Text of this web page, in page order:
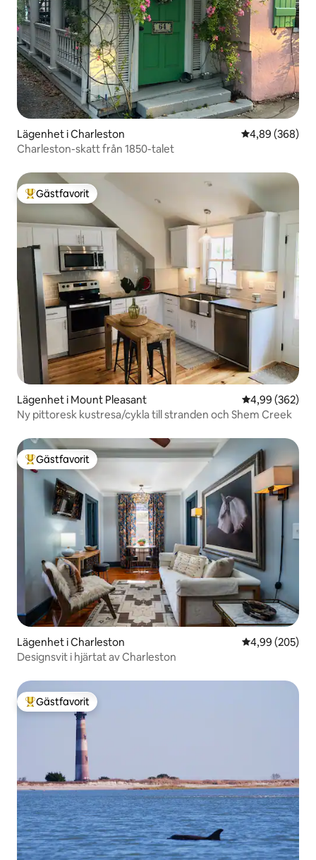
Lägenhet i Charleston 4,89 av 5 i
4,89 (368)
Charleston-skatt från 1850-talet
Populär gästfavorit
Gästfavorit
Lägenhet i Mount Pleasant 4,99 av 5 i
4,99 (362)
Ny pittoresk kustresa/cykla till stranden och Shem Creek
Populär gästfavorit
Gästfavorit
Lägenhet i Charleston 4,99 av 5 i
4,99 (205)
Designsvit i hjärtat av Charleston
Populär gästfavorit
Gästfavorit